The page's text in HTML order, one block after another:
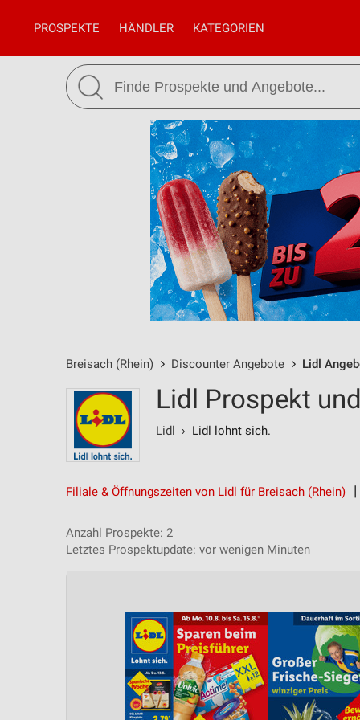
PROSPEKTE HÄNDLER KATEGORIEN
Breisach (Rhein) Discounter Angebote Lidl
Lidl Prospekt
Lidl › Lidl lohnt sich.
Filiale & Öffnungszeiten von Lidl für Breisach (Rhein)
Anzahl Prospekte: 2
Letztes Prospektupdate: vor wenigen Minuten